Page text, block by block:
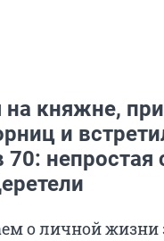
княжне,
и
непростая
о личной жизни